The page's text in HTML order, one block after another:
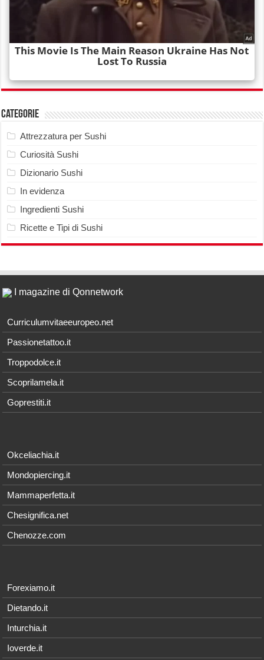
Categorie
Attrezzatura per Sushi
Curiosità Sushi
Dizionario Sushi
In evidenza
Ingredienti Sushi
Ricette e Tipi di Sushi
I magazine di Qonnetwork
Curriculumvitaeeuropeo.net
Passionetattoo.it
Troppodolce.it
Scoprilamela.it
Goprestiti.it
Okceliachia.it
Mondopiercing.it
Mammaperfetta.it
Chesignifica.net
Chenozze.com
Forexiamo.it
Dietando.it
Inturchia.it
Ioverde.it